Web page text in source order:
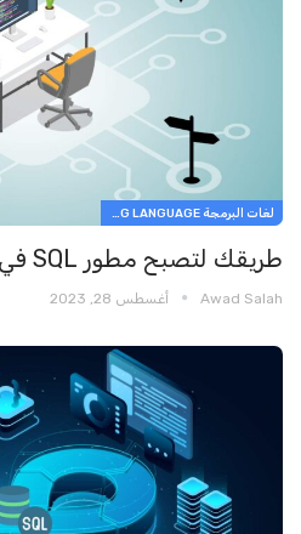
لغات البرمجة PROGRAMMING LANGUAGE
طريقك لتصبح مطور SQL في 2024
Awad Salah أغسطس 28, 2023